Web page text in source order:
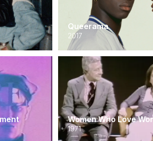
Queerama
2017
Women Who Love
1971